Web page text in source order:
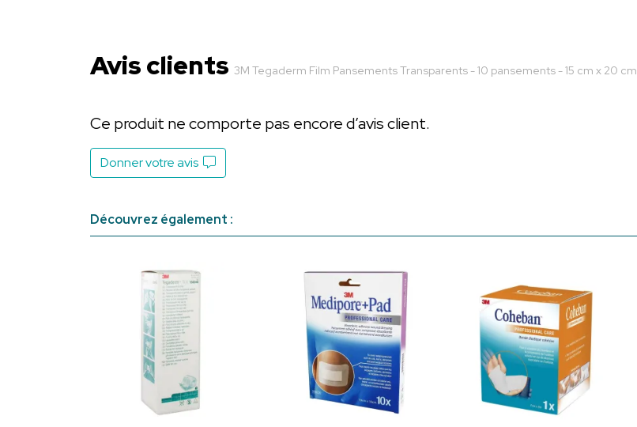
Avis clients 3M Tegaderm Film Pansements Transparents - 10 pansements - 15 cm x 20 cm
Ce produit ne comporte pas encore d’avis client.
Donner votre avis
Découvrez également :